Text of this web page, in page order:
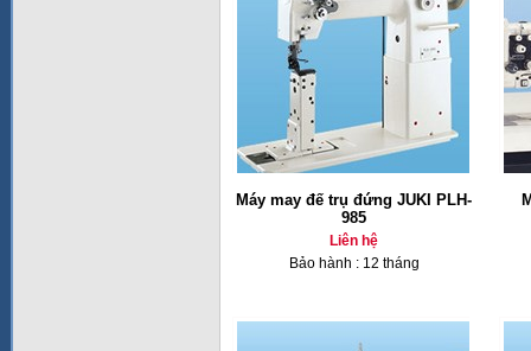
Máy may đế trụ đứng JUKI PLH-
985
Liên hệ
Bảo hành : 12 tháng